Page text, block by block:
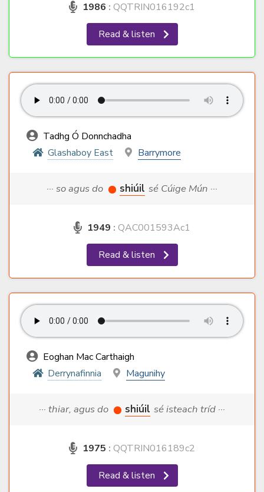
1986 : QQTRIN016192c1
Read & listen
Tadhg Ó Donnchadha
Glashaboy East
Barrymore
··· so agus do shiúil sé Cúige Mún ···
1949 : QAC001593Ac1
Read & listen
Eoghan Mac Carthaigh
Derrynafinnia
Magunihy
··· thiar, agus do shiúil sé isteach tríd ···
1975 : QQTRIN016189c2
Read & listen